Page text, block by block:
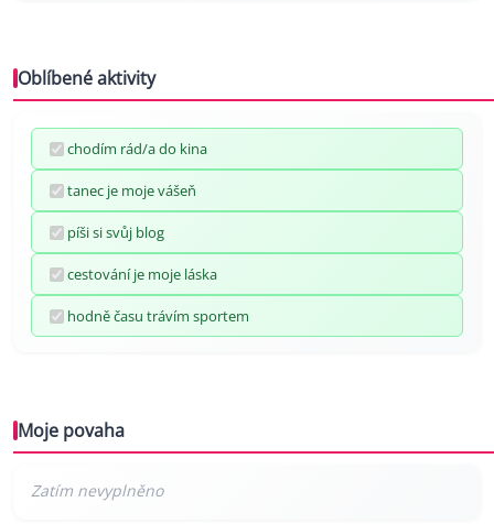
Oblíbené aktivity
chodím rád/a do kina
tanec je moje vášeň
píši si svůj blog
cestování je moje láska
hodně času trávím sportem
Moje povaha